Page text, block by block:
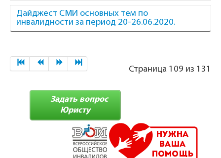
Дайджест СМИ основных тем по
инвалидности за период 20-26.06.2020.
Страница 109 из 131
Задать вопрос
Юристу